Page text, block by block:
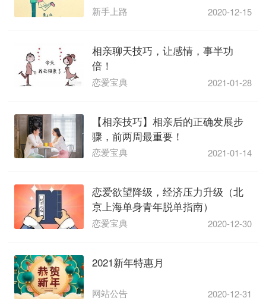
新手上路 2020-12-15
相亲聊天技巧，让感情，事半功
倍！
恋爱宝典 2021-01-28
【相亲技巧】相亲后的正确发展步
骤，前两周最重要！
恋爱宝典 2021-01-14
恋爱欲望降级，经济压力升级（北
京上海单身青年脱单指南）
恋爱宝典 2020-12-30
2021新年特惠月
网站公告 2020-12-31